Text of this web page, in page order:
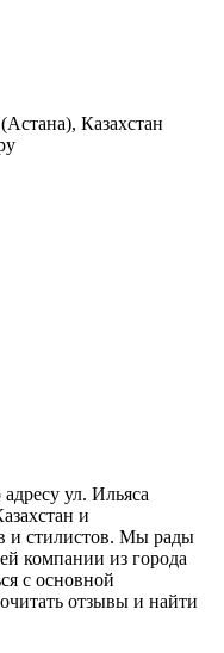
Казахстан
ул. Ильяса
и
и стилистов. Мы рады
компании из города
с основной
отзывы и найти